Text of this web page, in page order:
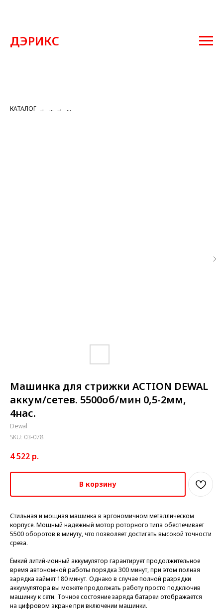
ДЭРИКС
КАТАЛОГ → ... → ...
Машинка для стрижки ACTION DEWAL
аккум/сетев. 5500об/мин 0,5-2мм,
4нас.
Dewal
SKU: 03-078
4 522 р.
В корзину
Стильная и мощная машинка в эргономичном металлическом
корпусе. Мощный надежный мотор роторного типа обеспечивает
5500 оборотов в минуту, что позволяет достигать высокой точности
среза.
Ёмкий литий-ионный аккумулятор гарантирует продолжительное
время автономной работы порядка 300 минут, при этом полная
зарядка займет 180 минут. Однако в случае полной разрядки
аккумулятора вы можете продолжать работу просто подключив
машинку к сети. Точное состояние заряда батареи отображается
на цифровом экране при включении машинки.